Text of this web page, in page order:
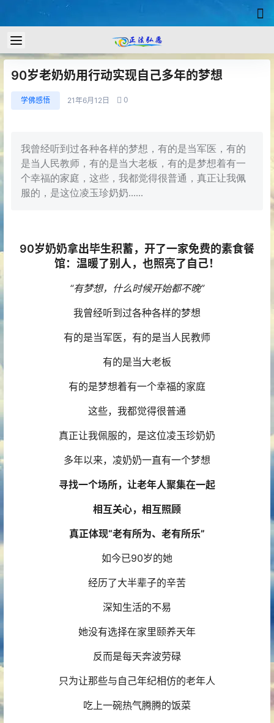
90岁老奶奶用行动实现自己多年的梦想
学佛感悟 21年6月12日 0
我曾经听到过各种各样的梦想，有的是当军医，有的
是当人民教师，有的是当大老板，有的是梦想着有一
个幸福的家庭，这些，我都觉得很普通，真正让我佩
服的，是这位凌玉珍奶奶......
90岁奶奶拿出毕生积蓄，开了一家免费的素食餐
馆：温暖了别人，也照亮了自己！
“有梦想，什么时候开始都不晚”
我曾经听到过各种各样的梦想
有的是当军医，有的是当人民教师
有的是当大老板
有的是梦想着有一个幸福的家庭
这些，我都觉得很普通
真正让我佩服的，是这位凌玉珍奶奶
多年以来，凌奶奶一直有一个梦想
寻找一个场所，让老年人聚集在一起
相互关心，相互照顾
真正体现“老有所为、老有所乐”
如今已90岁的她
经历了大半辈子的辛苦
深知生活的不易
她没有选择在家里颐养天年
反而是每天奔波劳碌
只为让那些与自己年纪相仿的老年人
吃上一碗热气腾腾的饭菜